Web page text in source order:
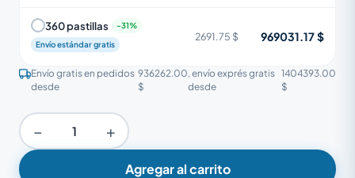
360 pastillas
Envío estándar gratis
2691.75 $ 969031.17 $
Envío gratis en pedidos
desde
936262.00
$
, envío exprés gratis
desde
1404393.00
$
− +
Agregar al carrito